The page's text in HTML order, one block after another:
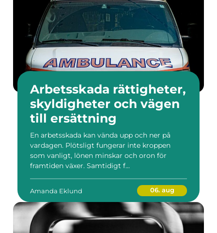
Arbetsskada rättigheter,
skyldigheter och vägen
till ersättning
En arbetsskada kan vända upp och ner på
vardagen. Plötsligt fungerar inte kroppen
som vanligt, lönen minskar och oron för
framtiden växer. Samtidigt f...
Amanda Eklund 06. aug